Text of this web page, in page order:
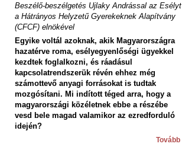
Beszélő-beszélgetés Ujlaky Andrással az Esélyt
a Hátrányos Helyzetű Gyerekeknek Alapítvány
(CFCF) elnökével
Egyike voltál azoknak, akik Magyarországra
hazatérve roma, esélyegyenlőségi ügyekkel
kezdtek foglalkozni, és ráadásul
kapcsolatrendszerük révén ehhez még
számottevő anyagi forrásokat is tudtak
mozgósítani. Mi indított téged arra, hogy a
magyarországi közéletnek ebbe a részébe
vesd bele magad valamikor az ezredforduló
idején?
Tovább